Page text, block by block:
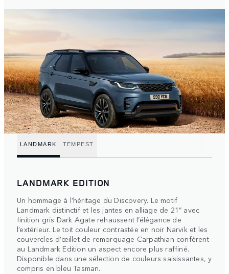
LANDMARK TEMPEST
LANDMARK EDITION
Un hommage à l’héritage du Discovery. Le motif
Landmark distinctif et les jantes en alliage de 21” avec
finition gris Dark Agate rehaussent l’élégance de
l’extérieur. Le toit couleur contrastée en noir Narvik et les
couvercles d’œillet de remorquage Carpathian confèrent
au Landmark Edition un aspect encore plus raffiné.
Disponible dans une sélection de couleurs saisissantes, y
compris en bleu Tasman.